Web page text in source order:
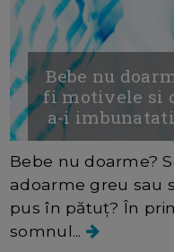
Bebe nu
fi motivele si
a-i
Bebe nu doarme?
adoarme greu sau
pus în pătuț? În
somnul...